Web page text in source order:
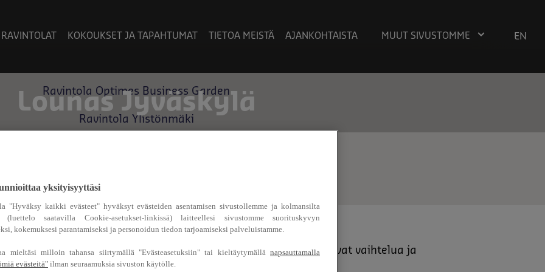
RAVINTOLAT KOKOUKSET JA TAPAHTUMAT TIETOA MEISTÄ AJANKOHTAISTA MUUT SIVUSTOMME EN
Lounas Jyväskylä
Ravintola Optimes Business Garden
Ravintola Ylistönmäki
päivittäin vaihtuvat annoksetins. Erilaiset ruokateemat takaavat vaihtelua ja
on mahdollisuus kokea uusia makuja.
yksityisyyttäsi
"Hyväksy kaikki evästeet" hyväksyt evästeiden asentamisen sivustollemme ja kolmansilta
(luettelo saatavilla Cookie-asetukset-linkissä) laitteellesi sivustomme suorituskyvyn
kokemuksesi parantamiseksi ja personoidun tiedon tarjoamiseksi palveluistamme.
mieltäsi milloin tahansa siirtymällä "Evästeasetuksiin" tai kieltäytymällä napsauttamalla
evästeitä" ilman seuraamuksia sivuston käytölle.